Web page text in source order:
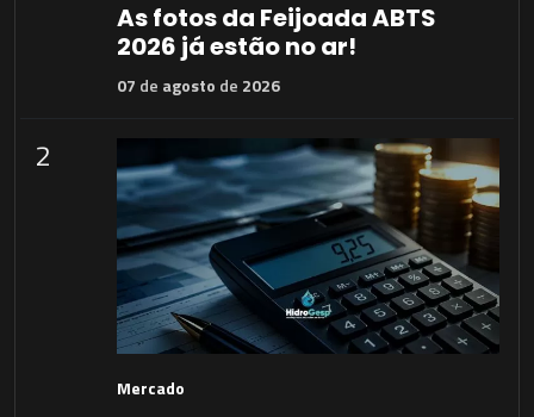
As fotos da Feijoada ABTS
2026 já estão no ar!
07 de agosto de 2026
2
Mercado